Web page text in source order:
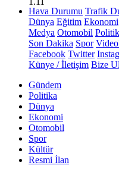
Hava Durumu Trafik
Dünya Eğitim Ekonomi
Medya Otomobil
Son Dakika Spor
Facebook Twitter
Künye / İletişim Bize
Gündem
Politika
Dünya
Ekonomi
Otomobil
Spor
Kültür
Resmi İlan